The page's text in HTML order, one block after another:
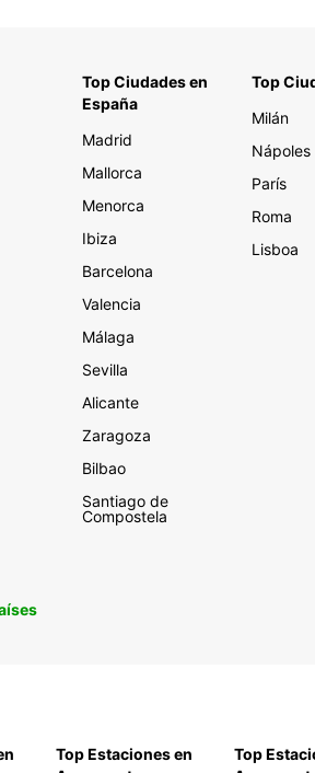
Top Ciudades en
España
Madrid
Mallorca
Menorca
Ibiza
Barcelona
Valencia
Málaga
Sevilla
Alicante
Zaragoza
Bilbao
Santiago de
Compostela
Top
Milán
Nápoles
París
Roma
Lisboa
Top Estaciones en
Top